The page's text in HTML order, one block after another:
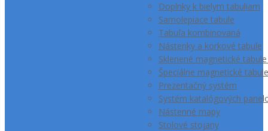
Doplnky k bielym tabuliam
Samolepiace tabule
Tabuľa kombinovaná
Nástenky a korkové tabule
Sklenené magnetické
Špeciálne magnetické tabule
Prezentačný systém
Systém katalógových
Nástenné mapy
Stolové stojany